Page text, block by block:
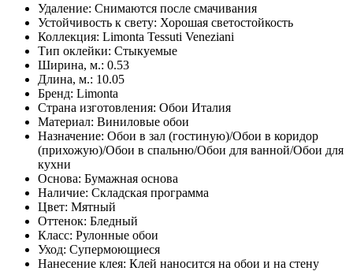
Удаление: Снимаются после смачивания
Устойчивость к свету: Хорошая светостойкость
Коллекция: Limonta Tessuti Veneziani
Тип оклейки: Стыкуемые
Ширина, м.: 0.53
Длина, м.: 10.05
Бренд: Limonta
Страна изготовления: Обои Италия
Материал: Виниловые обои
Назначение: Обои в зал (гостиную)/Обои в коридор
(прихожую)/Обои в спальню/Обои для ванной/Обои для
кухни
Основа: Бумажная основа
Наличие: Складская программа
Цвет: Мятный
Оттенок: Бледный
Класс: Рулонные обои
Уход: Супермоющиеся
Нанесение клея: Клей наносится на обои и на стену